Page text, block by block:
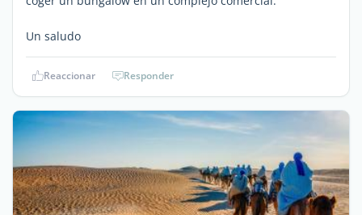
Un saludo
Reaccionar Responder